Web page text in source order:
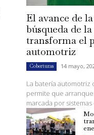
El avance de
búsqueda de
transforma el
automotriz
Coberturas 14 mayo,
La batería automotriz
permite que
marcada por